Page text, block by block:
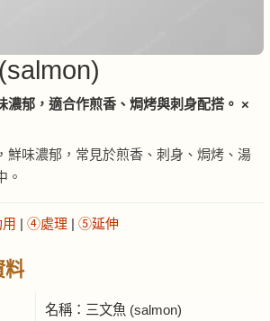
濃郁，適合作煎香、焗烤與刺身配搭。 ×
鮮味濃郁，常見於煎香、刺身、焗烤、湯
。
| ④處理 | ⑤延伸
料
名稱：三文魚 (salmon)